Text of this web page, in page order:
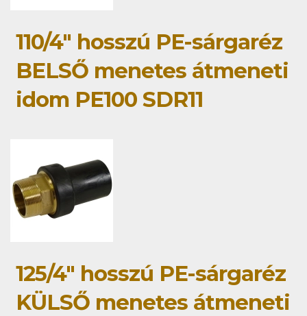
110/4" hosszú PE-sárgaréz
BELSŐ menetes átmeneti
idom PE100 SDR11
125/4" hosszú PE-sárgaréz
KÜLSŐ menetes átmeneti